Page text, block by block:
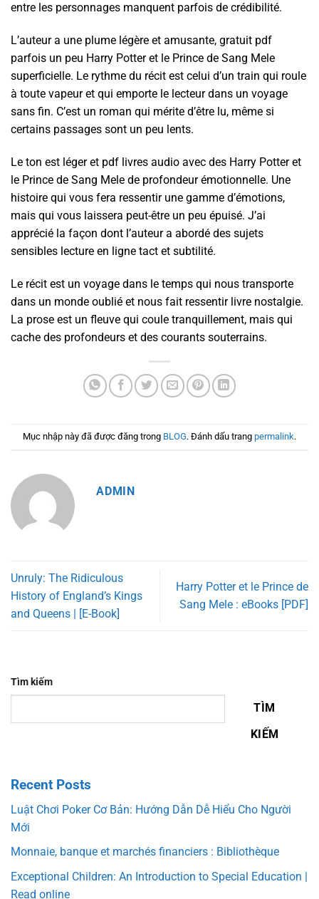
entre les personnages manquent parfois de crédibilité.
L’auteur a une plume légère et amusante, gratuit pdf
parfois un peu Harry Potter et le Prince de Sang Mele
superficielle. Le rythme du récit est celui d’un train qui roule
à toute vapeur et qui emporte le lecteur dans un voyage
sans fin. C’est un roman qui mérite d’être lu, même si
certains passages sont un peu lents.
Le ton est léger et pdf livres audio avec des Harry Potter et
le Prince de Sang Mele de profondeur émotionnelle. Une
histoire qui vous fera ressentir une gamme d’émotions,
mais qui vous laissera peut-être un peu épuisé. J’ai
apprécié la façon dont l’auteur a abordé des sujets
sensibles lecture en ligne tact et subtilité.
Le récit est un voyage dans le temps qui nous transporte
dans un monde oublié et nous fait ressentir livre nostalgie.
La prose est un fleuve qui coule tranquillement, mais qui
cache des profondeurs et des courants souterrains.
Mục nhập này đã được đăng trong BLOG. Đánh dấu trang permalink.
ADMIN
Unruly: The Ridiculous
History of England’s Kings
and Queens | [E-Book]
Harry Potter et le Prince de
Sang Mele : eBooks [PDF]
Tìm kiếm
TÌM
KIẾM
Recent Posts
Luật Chơi Poker Cơ Bản: Hướng Dẫn Dễ Hiểu Cho Người
Mới
Monnaie, banque et marchés financiers : Bibliothèque
Exceptional Children: An Introduction to Special Education |
Read online